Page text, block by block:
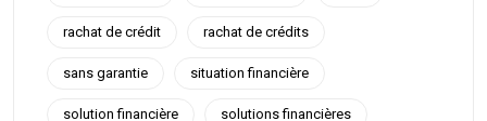
rachat de crédit rachat de crédits
sans garantie situation financière
solution financière solutions financières